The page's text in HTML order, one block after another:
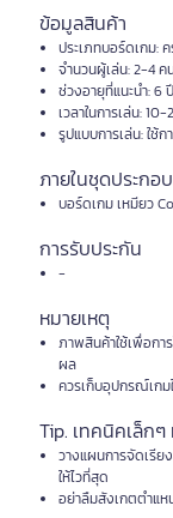
ข้อมูลสินค้า
ประเภทบอร์ดเกม:
จำนวนผู้เล่น: 2-4 ค
ช่วงอายุที่แนะนำ: 6
เวลาในการเล่น:
รูปแบบการเล่น: ใช้
ภายในชุดประกอ
บอร์ดเกม เหมียว
การรับประกัน
-
หมายเหตุ
ภาพสินค้าใช้เพื่อก
ผล
ควรเก็บอุปกรณ์เกม
Tip. เทคนิคเล็กๆ
วางแผนการจัดเรีย
ให้ไวที่สุด
อย่าลืมสังเกตตำแ